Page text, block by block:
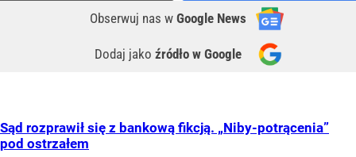
Obserwuj nas w Google News
Dodaj jako źródło w Google
Sąd rozprawił się z bankową fikcją. „Niby-potrącenia”
pod ostrzałem